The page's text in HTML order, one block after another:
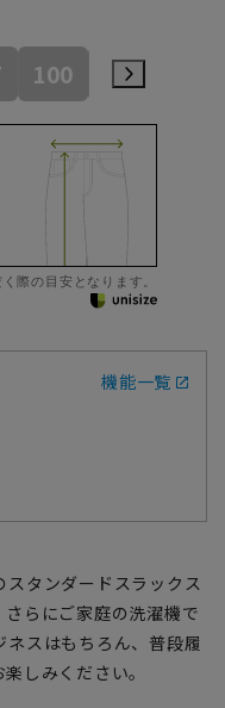
100 105
際の目安となります。
機能一覧
タンダードスラックス
らにご家庭の洗濯機で
スはもちろん、普段履
しみください。